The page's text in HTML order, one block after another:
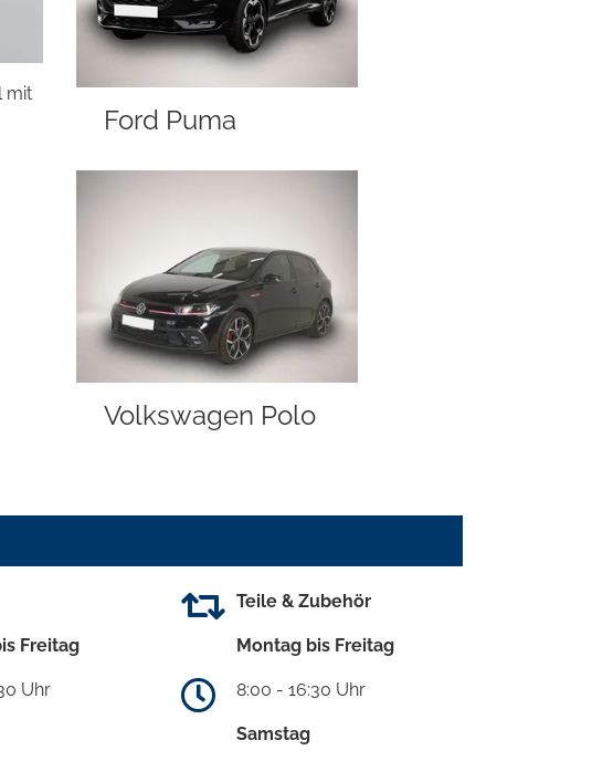
mit
Ford Puma
Volkswagen Polo
Freitag
Uhr
Teile & Zubehör
Montag bis Freitag
8:00 - 16:30 Uhr
Samstag